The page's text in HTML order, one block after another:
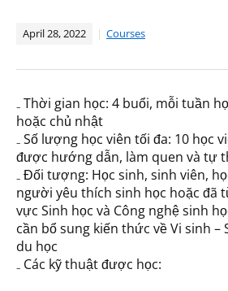
April 28, 2022 Courses
₋ Thời gian học: 4 buổi, mỗi tuần
hoặc chủ nhật
₋ Số lượng học viên tối đa: 10 học
được hướng dẫn, làm quen và tự
₋ Đối tượng: Học sinh, sinh viên,
người yêu thích sinh học hoặc đã
vực Sinh học và Công nghệ sinh
cần bổ sung kiến thức về Vi sinh –
du học
₋ Các kỹ thuật được học: